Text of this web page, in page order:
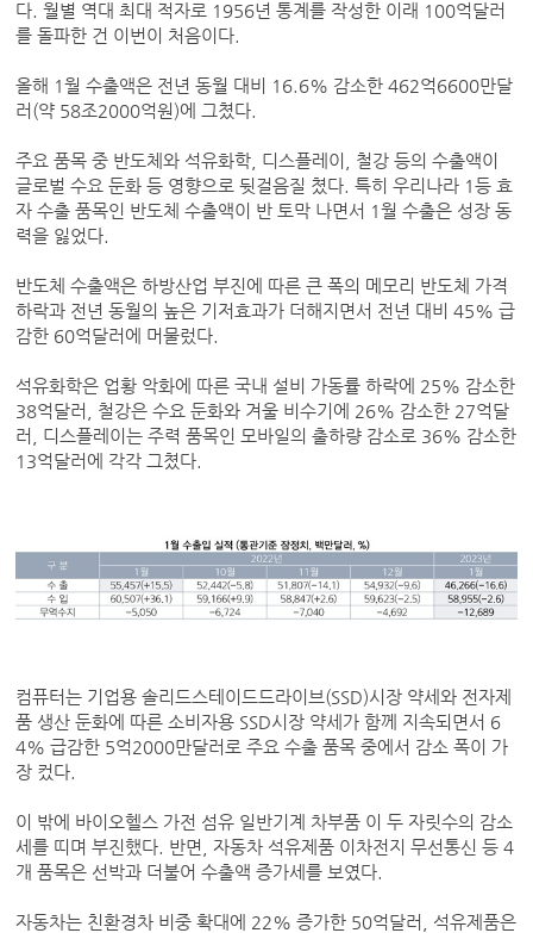
다. 월별 역대 최대 적자로 1956년 통계를 작성한 이래 100억달러
를 돌파한 건 이번이 처음이다.
올해 1월 수출액은 전년 동월 대비 16.6% 감소한 462억6600만달
러(약 58조2000억원)에 그쳤다.
주요 품목 중 반도체와 석유화학, 디스플레이, 철강 등의 수출액이
글로벌 수요 둔화 등 영향으로 뒷걸음질 쳤다. 특히 우리나라 1등 효
자 수출 품목인 반도체 수출액이 반 토막 나면서 1월 수출은 성장 동
력을 잃었다.
반도체 수출액은 하방산업 부진에 따른 큰 폭의 메모리 반도체 가격
하락과 전년 동월의 높은 기저효과가 더해지면서 전년 대비 45% 급
감한 60억달러에 머물렀다.
석유화학은 업황 악화에 따른 국내 설비 가동률 하락에 25% 감소한
38억달러, 철강은 수요 둔화와 겨울 비수기에 26% 감소한 27억달
러, 디스플레이는 주력 품목인 모바일의 출하량 감소로 36% 감소한
13억달러에 각각 그쳤다.
컴퓨터는 기업용 솔리드스테이드드라이브(SSD)시장 약세와 전자제
품 생산 둔화에 따른 소비자용 SSD시장 약세가 함께 지속되면서 6
4% 급감한 5억2000만달러로 주요 수출 품목 중에서 감소 폭이 가
장 컸다.
이 밖에 바이오헬스 가전 섬유 일반기계 차부품 이 두 자릿수의 감소
세를 띠며 부진했다. 반면, 자동차 석유제품 이차전지 무선통신 등 4
개 품목은 선박과 더불어 수출액 증가세를 보였다.
자동차는 친환경차 비중 확대에 22% 증가한 50억달러, 석유제품은